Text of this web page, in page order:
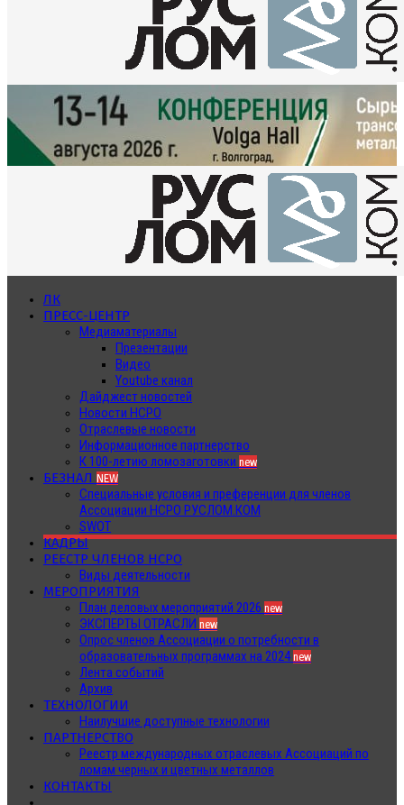
ЛК
ПРЕСС-ЦЕНТР
Медиаматериалы
Презентации
Видео
Youtube канал
Дайджест новостей
Новости НСРО
Отраслевые новости
Информационное партнерство
К 100-летию ломозаготовки new
БЕЗНАЛ NEW
Специальные условия и преференции для членов
Ассоциации НСРО РУСЛОМ.КОМ
SWOT
КАДРЫ
РЕЕСТР ЧЛЕНОВ НСРО
Виды деятельности
МЕРОПРИЯТИЯ
План деловых мероприятий 2026 new
ЭКСПЕРТЫ ОТРАСЛИ new
Опрос членов Ассоциации о потребности в
образовательных программах на 2024new
Лента событий
Архив
ТЕХНОЛОГИИ
Наилучшие доступные технологии
ПАРТНЕРСТВО
Реестр международных отраслевых Ассоциаций по
ломам черных и цветных металлов
КОНТАКТЫ